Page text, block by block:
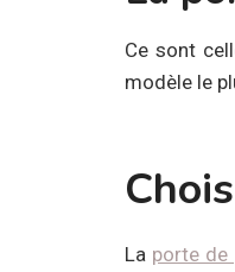
Ce sont
modèle le
La porte de